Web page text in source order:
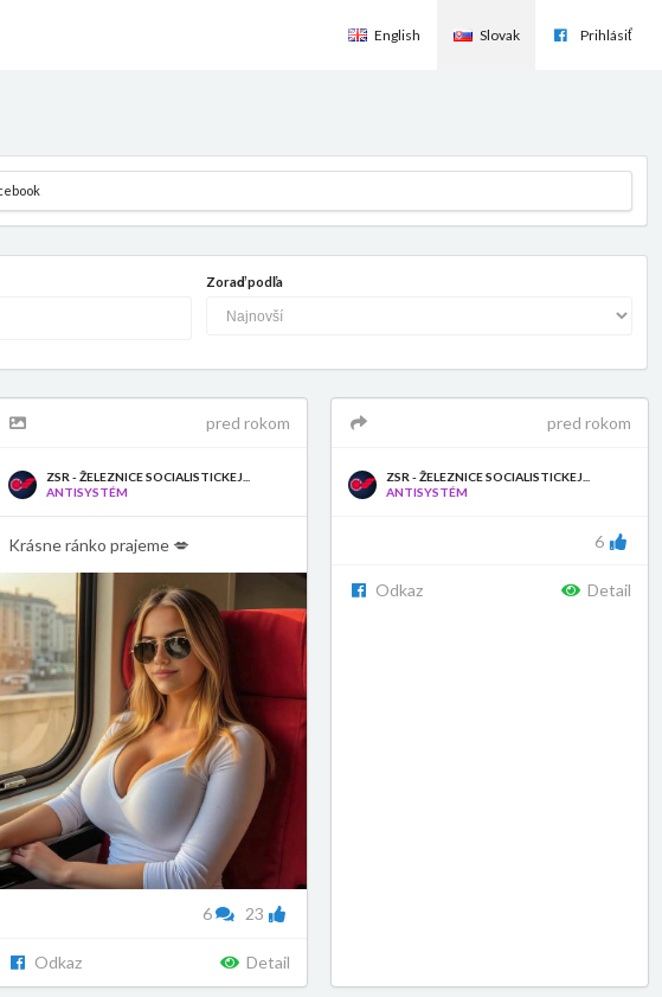
English Slovak Prihlásiť
Zoraď podľa
pred rokom
ZSR - ŽELEZNICE SOCIALISTICKEJ...
ANTISYSTÉM
Krásne ránko prajeme 💋
23
6
Odkaz Detail
pred rokom
ZSR - ŽELEZNICE SOCIALISTICKEJ...
ANTISYSTÉM
6
Odkaz Detail